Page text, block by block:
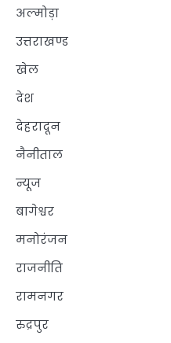
अल्मोड़ा
उत्तराखण्ड
खेल
देश
देहरादून
नैनीताल
न्यूज
बागेश्वर
मनोरंजन
राजनीति
रामनगर
रुद्रपुर